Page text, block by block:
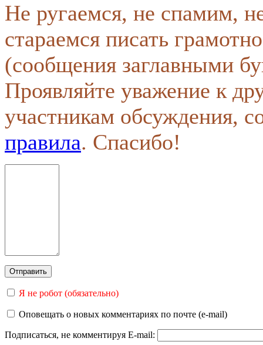
Не ругаемся, не спамим,
стараемся писать
(сообщения заглавными
Проявляйте уважение к
участникам обсуждения,
правила. Спасибо!
Я не робот (обязательно)
Оповещать о новых комментариях по почте (e-mail)
Подписаться, не комментируя E-mail: